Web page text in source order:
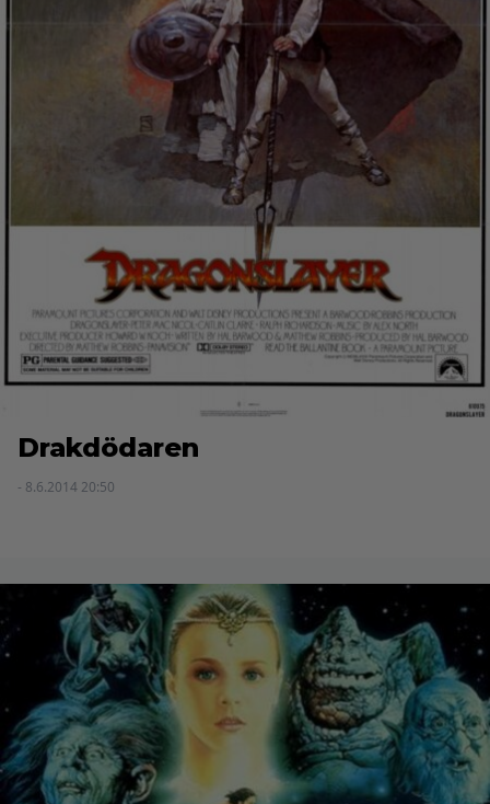
Drakdödaren
- 8.6.2014 20:50